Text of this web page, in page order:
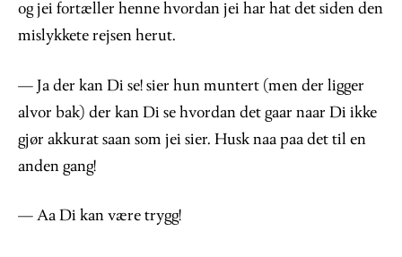
og jei fortæller henne hvordan jei har hat det siden den
mislykkete rejsen herut.
— Ja der kan Di se! sier hun muntert (men der ligger
alvor bak) der kan Di se hvordan det gaar naar Di ikke
gjør akkurat saan som jei sier. Husk naa paa det til en
anden gang!
— Aa Di kan være trygg!